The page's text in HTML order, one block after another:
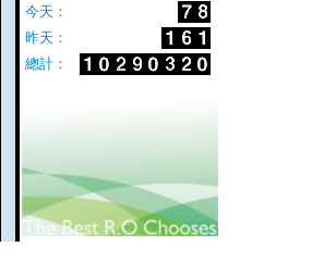
今天：
昨天：
總計：